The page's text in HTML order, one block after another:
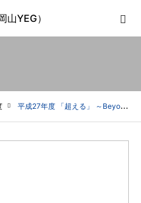
平成27年度 「超える」 ～Beyond the infinity～